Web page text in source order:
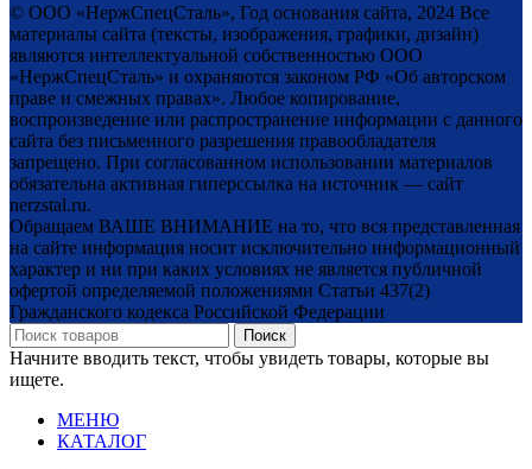
© ООО «НержСпецСталь», Год основания сайта, 2024 Все
материалы сайта (тексты, изображения, графики, дизайн)
являются интеллектуальной собственностью ООО
«НержСпецСталь» и охраняются законом РФ «Об авторском
праве и смежных правах». Любое копирование,
воспроизведение или распространение информации с данного
сайта без письменного разрешения правообладателя
запрещено. При согласованном использовании материалов
обязательна активная гиперссылка на источник — сайт
nerzstal.ru.
Обращаем ВАШЕ ВНИМАНИЕ на то, что вся представленная
на сайте информация носит исключительно информационный
характер и ни при каких условиях не является публичной
офертой определяемой положениями Статьи 437(2)
Гражданского кодекса Российской Федерации
Поиск
Начните вводить текст, чтобы увидеть товары, которые вы
ищете.
МЕНЮ
КАТАЛОГ